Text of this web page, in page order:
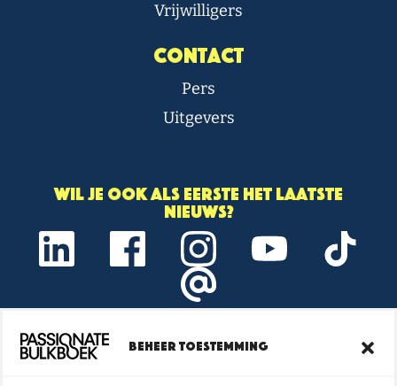
Beheer toestemming
Vrijwilligers
Contact
Pers
Uitgevers
Wil je ook als eerste het laatste
nieuws?
Onze nieuwsbrief vol boeken- en